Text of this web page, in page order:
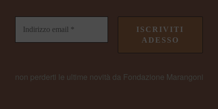
non perderti le ultime novità da Fondazione Marangoni